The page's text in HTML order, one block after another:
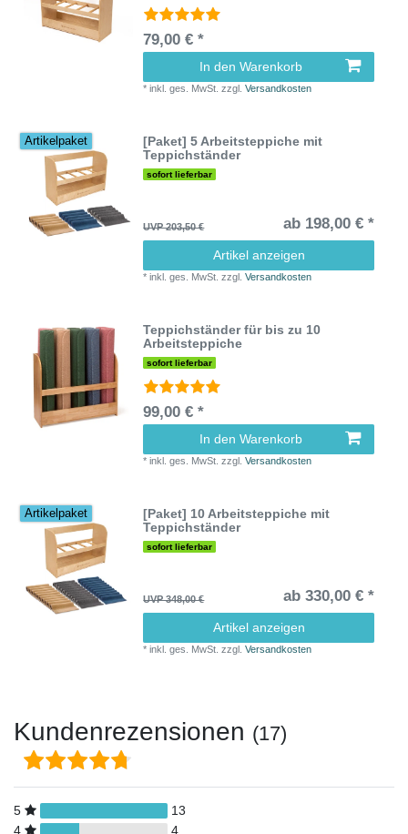
79,00 € *
In den Warenkorb
*inkl. ges. MwSt. zzgl.Versandkosten
Artikelpaket
[Paket] 5 Arbeitsteppiche mit
Teppichständer
sofort lieferbar
UVP 203,50 € ab 198,00 € *
Artikel anzeigen
*inkl. ges. MwSt. zzgl.Versandkosten
Teppichständer für bis zu 10
Arbeitsteppiche
sofort lieferbar
99,00 € *
In den Warenkorb
*inkl. ges. MwSt. zzgl.Versandkosten
Artikelpaket
[Paket] 10 Arbeitsteppiche mit
Teppichständer
sofort lieferbar
UVP 348,00 € ab 330,00 € *
Artikel anzeigen
*inkl. ges. MwSt. zzgl.Versandkosten
Kundenrezensionen (17)
5
13
4
4